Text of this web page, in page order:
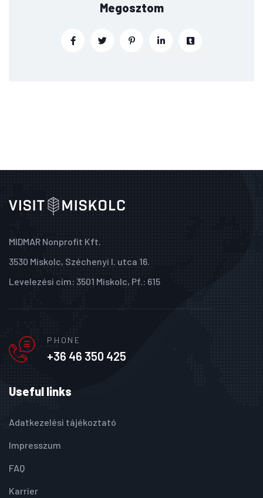
Megosztom
MIDMAR Nonprofit Kft.
3530 Miskolc, Széchenyi I. utca 16.
Levelezési cím: 3501 Miskolc, Pf.: 615
PHONE
+36 46 350 425
Useful links
Adatkezelési tájékoztató
Impresszum
FAQ
Karrier